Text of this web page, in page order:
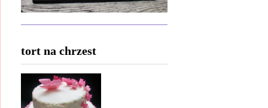
tort na chrzest